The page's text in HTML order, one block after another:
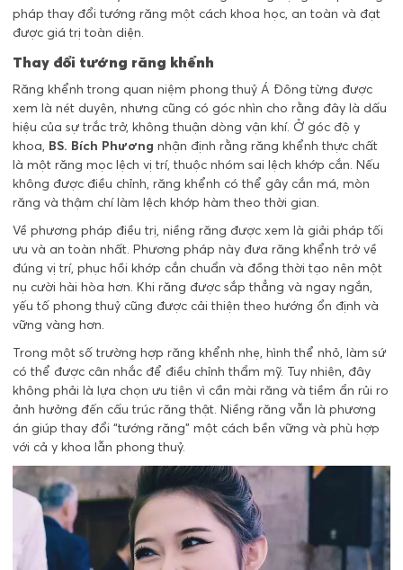
pháp thay đổi tướng răng một cách khoa học, an toàn và đạt
được giá trị toàn diện.
Thay đổi tướng răng khểnh
Răng khểnh trong quan niệm phong thuỷ Á Đông từng được
xem là nét duyên, nhưng cũng có góc nhìn cho rằng đây là dấu
hiệu của sự trắc trở, không thuận dòng vận khí. Ở góc độ y
khoa, BS. Bích Phương nhận định rằng răng khểnh thực chất
là một răng mọc lệch vị trí, thuộc nhóm sai lệch khớp cắn. Nếu
không được điều chỉnh, răng khểnh có thể gây cắn má, mòn
răng và thậm chí làm lệch khớp hàm theo thời gian.
Về phương pháp điều trị, niềng răng được xem là giải pháp tối
ưu và an toàn nhất. Phương pháp này đưa răng khểnh trở về
đúng vị trí, phục hồi khớp cắn chuẩn và đồng thời tạo nên một
nụ cười hài hòa hơn. Khi răng được sắp thẳng và ngay ngắn,
yếu tố phong thuỷ cũng được cải thiện theo hướng ổn định và
vững vàng hơn.
Trong một số trường hợp răng khểnh nhẹ, hình thể nhỏ, làm sứ
có thể được cân nhắc để điều chỉnh thẩm mỹ. Tuy nhiên, đây
không phải là lựa chọn ưu tiên vì cần mài răng và tiềm ẩn rủi ro
ảnh hưởng đến cấu trúc răng thật. Niềng răng vẫn là phương
án giúp thay đổi “tướng răng” một cách bền vững và phù hợp
với cả y khoa lẫn phong thuỷ.